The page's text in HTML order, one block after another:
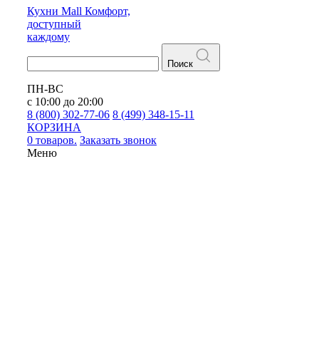
Кухни Mall Комфорт,
доступный
каждому
Поиск
ПН-ВС
с 10:00 до 20:00
8 (800) 302-77-06 8 (499) 348-15-11
КОРЗИНА
0 товаров. Заказать звонок
Меню